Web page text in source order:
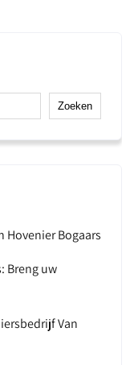
Zoeken
Hovenier Bogaars
Breng uw
Van